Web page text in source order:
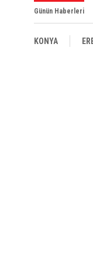
Günün Haberleri
KONYA